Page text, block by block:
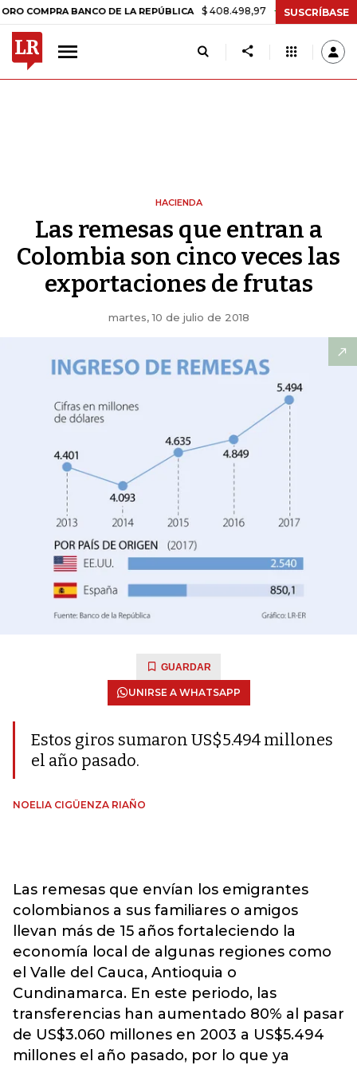
BANCO DE LA REPÚBLICA $ 408.498,97 +$ 8.753,81 +2,19%
SUSCRÍBASE
HACIENDA
Las remesas que entran a
Colombia son cinco veces las
exportaciones de frutas
martes, 10 de julio de 2018
GUARDAR
UNIRSE A WHATSAPP
Estos giros sumaron US$5.494 millones
el año pasado.
NOELIA CIGÜENZA RIAÑO
Las remesas que envían los emigrantes
colombianos a sus familiares o amigos
llevan más de 15 años fortaleciendo la
economía local de algunas regiones como
el Valle del Cauca, Antioquia o
Cundinamarca. En este periodo, las
transferencias han aumentado 80% al pasar
de US$3.060 millones en 2003 a US$5.494
millones el año pasado, por lo que ya